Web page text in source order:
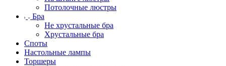
Потолочные люстры
Бра
Не хрустальные бра
Хрустальные бра
Споты
Настольные лампы
Торшеры